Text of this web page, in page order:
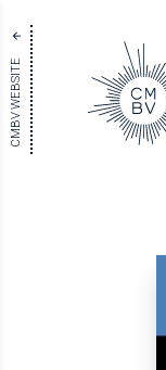
CMBV WEBSITE